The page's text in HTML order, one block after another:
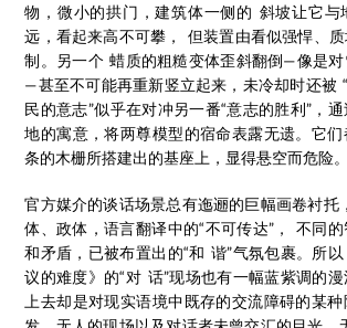
物，微小的拱门，建筑体一侧的 斜坡让它与
远，看起来高不可攀， 但装置由看似强悍、
制。另一个 蜡质的粗糙变体歪斜翻倒—像是对
—甚至不可能再重新竖立起来，未冷却时还被
民的意志”似乎在对冲另一番“意志的胜利”，
地的寓意，将两尊模型的宿命表露无遗。它
条的木栅所搭建出的基座上，显得悬空而危险。
官方媒介的谈话场景总有迤逦的巨幅画卷衬托
体、政体，语言翻译中的“不可传达”， 不同
和矛盾，已被布置出的“和 谐”气氛包裹。所
议的难度》的“对 话”现场也有一幅蓝紫调的
上去却是对现实语境中既存的交流障碍的某